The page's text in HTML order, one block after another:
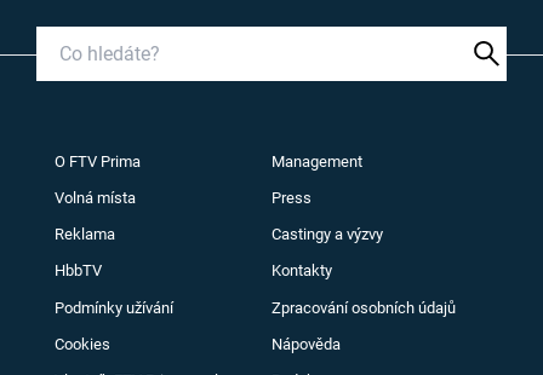
O FTV Prima Management
Volná místa Press
Reklama Castingy a výzvy
HbbTV Kontakty
Podmínky užívání Zpracování osobních údajů
Cookies Nápověda